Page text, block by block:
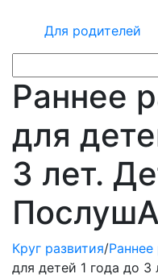
Для родителей
Раннее
для
3 лет.
Круг развития/Раннее
для детей 1 года до 3